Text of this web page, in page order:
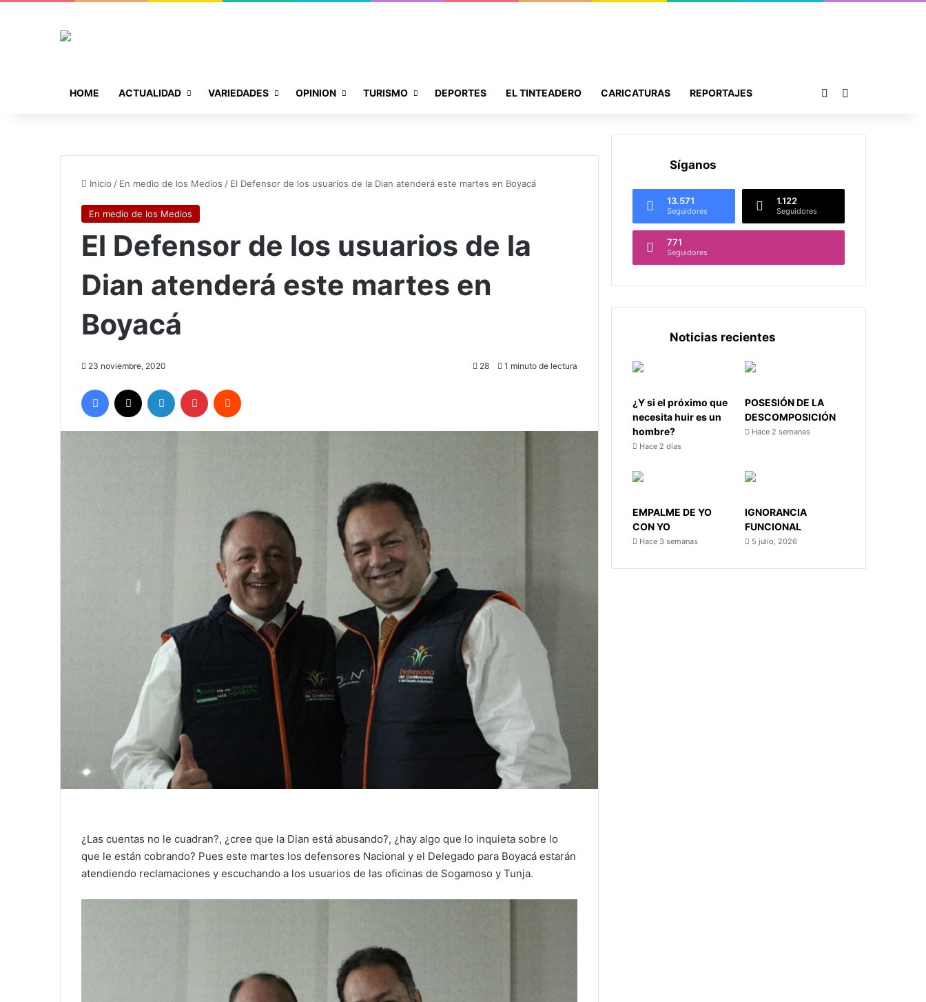
HOME ACTUALIDAD VARIEDADES OPINION TURISMO DEPORTES EL TINTEADERO CARICATURAS REPORTAJES Publicación al azar
Inicio / En medio de los Medios / El Defensor de los usuarios de la Dian atenderá este martes en Boyacá
En medio de los Medios
El Defensor de los usuarios de la
Dian atenderá este martes en
Boyacá
23 noviembre, 2020 28 1 minuto de lectura
Facebook LinkedIn Pinterest
¿Las cuentas no le cuadran?, ¿cree que la Dian está abusando?, ¿hay algo que lo inquieta sobre lo
que le están cobrando? Pues este martes los defensores Nacional y el Delegado para Boyacá estarán
atendiendo reclamaciones y escuchando a los usuarios de las oficinas de Sogamoso y Tunja.
Síganos
13.571
Seguidores
1.122
Seguidores
771
Seguidores
Noticias recientes
¿Y si el próximo que
necesita huir es un
hombre?
Hace 2 días
POSESIÓN DE LA
DESCOMPOSICIÓN
Hace 2 semanas
EMPALME DE YO
CON YO
Hace 3 semanas
IGNORANCIA
FUNCIONAL
5 julio, 2026